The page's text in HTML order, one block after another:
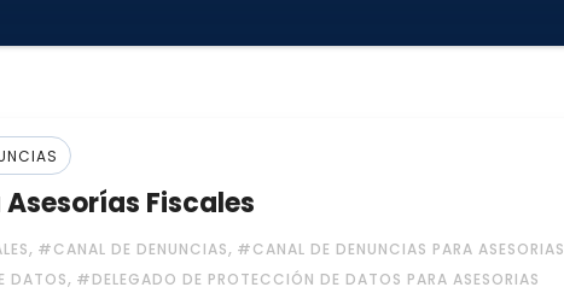
Fiscales
, #CANAL DE DENUNCIAS, #CANAL DE DENUNCIAS PARA ASESORIAS
DATOS, #DELEGADO DE PROTECCIÓN DE DATOS PARA ASESORIAS